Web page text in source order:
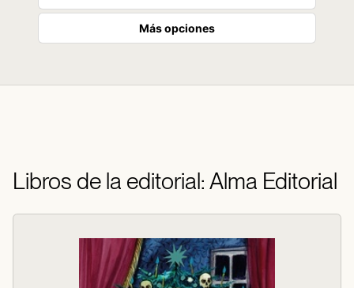
Más opciones
Libros de la editorial: Alma Editorial